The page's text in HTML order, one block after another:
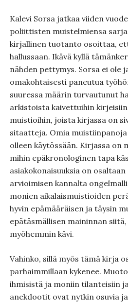
Kalevi Sorsa jatkaa viiden
poliittisten muistelmiensa
kirjallinen tuotanto osoittaa,
hallussaan. Ikävä kyllä
nähden pettymys. Sorsa ei ole
omakohtaisesti paneutua
suuressa määrin turvautunut
arkistoista kaivettuihin
muistioihin, joista kirjassa on
sitaatteja. Omia
olleen käytössään. Kirjassa on
mihin epäkronologinen tapa
asiakokonaisuuksia on
arvioimisen kannalta
monien aikalaismuistioiden
hyvin epämääräisen ja täysin
epätäsmällisen maininnan
myöhemmin kävi.
Vahinko, sillä myös tämä kirja
parhaimmillaan kykenee.
ihmisistä ja moniin tilanteisiin
anekdootit ovat nytkin osuvia